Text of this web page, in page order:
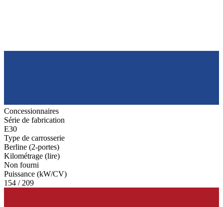
Concessionnaires
Série de fabrication
E30
Type de carrosserie
Berline (2-portes)
Kilométrage (lire)
Non fourni
Puissance (kW/CV)
154 / 209